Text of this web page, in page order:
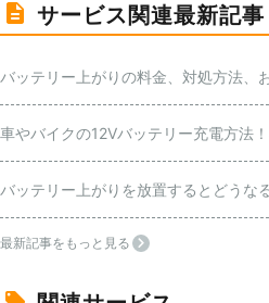
サービス関連最新記事
バッテリー上がりの料金、対処方法、
車やバイクの12Vバッテリー充電方法
バッテリー上がりを放置するとどうな
最新記事をもっと見る